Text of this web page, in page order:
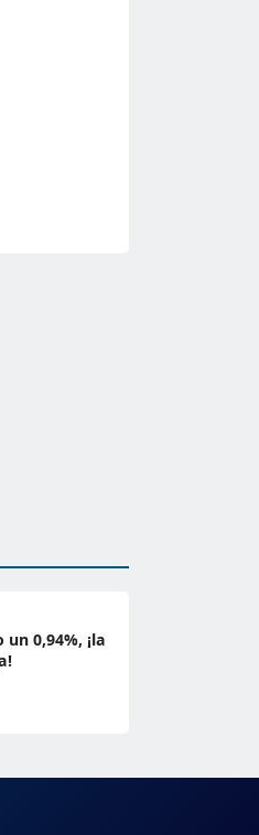
0,94%, ¡la